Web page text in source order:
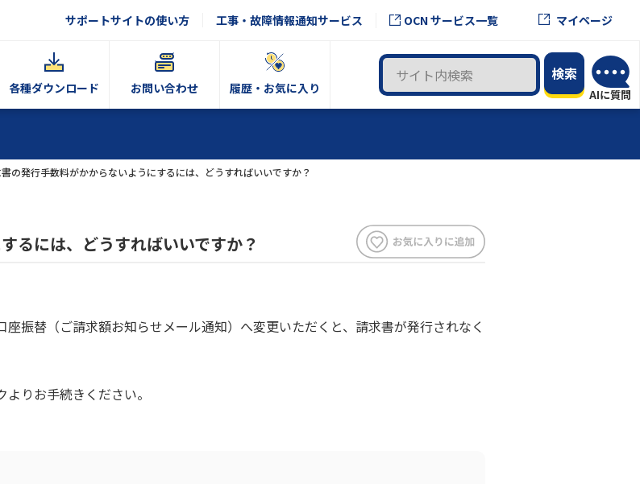
サポートサイトの使い方 工事・故障情報通知サービス OCN サービス一覧 マイページ
各種ダウンロード お問い合わせ 履歴・お気に入り
の発行手数料がかからないようにするには、どうすればいいですか？
るには、どうすればいいですか？
振替（ご請求額お知らせメール通知）へ変更いただくと、請求書が発行されなく
りお手続きください。